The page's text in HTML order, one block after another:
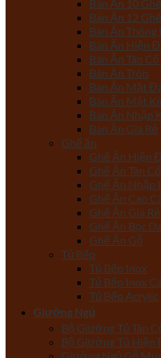
Bàn Ăn 10 Ghế
Bàn Ăn 12 Ghế
Bàn Ăn Thông
Bàn Ăn Hiện
Bàn Ăn Tân
Bàn Ăn Tròn
Bàn Ăn Mặt
Bàn Ăn Mặt
Bàn Ăn Nhập
Bàn Ăn Giá Rẻ
Ghế ăn
Ghế Ăn Hiện
Ghế Ăn Tân
Ghế Ăn Nhập
Ghế Ăn Cao
Ghế Ăn Giá Rẻ
Ghế Ăn Bọc Da
Ghế Ăn Gỗ
Tủ Bếp
Tủ Bếp Inox
Tủ Bếp Inox
Tủ Bếp Acrylic
Giường Ngủ
Bộ Giường Tủ Tân
Bộ Giường Tủ Hiện